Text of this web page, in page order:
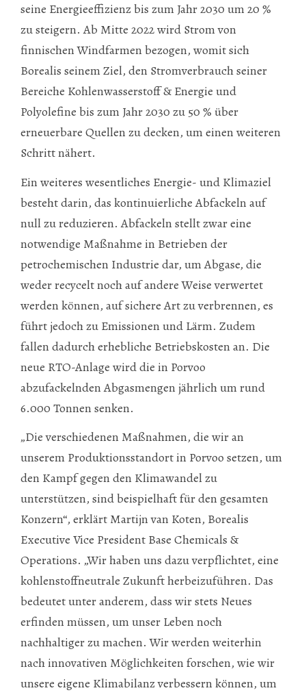
seine Energieeffizienz bis zum Jahr 2030 um 20 %
zu steigern. Ab Mitte 2022 wird Strom von
finnischen Windfarmen bezogen, womit sich
Borealis seinem Ziel, den Stromverbrauch seiner
Bereiche Kohlenwasserstoff & Energie und
Polyolefine bis zum Jahr 2030 zu 50 % über
erneuerbare Quellen zu decken, um einen weiteren
Schritt nähert.
Ein weiteres wesentliches Energie- und Klimaziel
besteht darin, das kontinuierliche Abfackeln auf
null zu reduzieren. Abfackeln stellt zwar eine
notwendige Maßnahme in Betrieben der
petrochemischen Industrie dar, um Abgase, die
weder recycelt noch auf andere Weise verwertet
werden können, auf sichere Art zu verbrennen, es
führt jedoch zu Emissionen und Lärm. Zudem
fallen dadurch erhebliche Betriebskosten an. Die
neue RTO-Anlage wird die in Porvoo
abzufackelnden Abgasmengen jährlich um rund
6.000 Tonnen senken.
„Die verschiedenen Maßnahmen, die wir an
unserem Produktionsstandort in Porvoo setzen, um
den Kampf gegen den Klimawandel zu
unterstützen, sind beispielhaft für den gesamten
Konzern“, erklärt Martijn van Koten, Borealis
Executive Vice President Base Chemicals &
Operations. „Wir haben uns dazu verpflichtet, eine
kohlenstoffneutrale Zukunft herbeizuführen. Das
bedeutet unter anderem, dass wir stets Neues
erfinden müssen, um unser Leben noch
nachhaltiger zu machen. Wir werden weiterhin
nach innovativen Möglichkeiten forschen, wie wir
unsere eigene Klimabilanz verbessern können, um